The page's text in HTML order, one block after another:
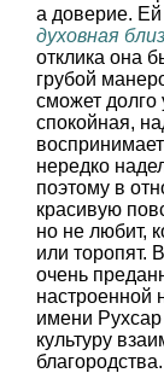
а доверие.
духовная
отклика она
грубой
сможет долго
спокойная,
нередко
поэтому в
красивую
но не любит,
или торопят.
очень
настроенной
имени
культуру
благородства.